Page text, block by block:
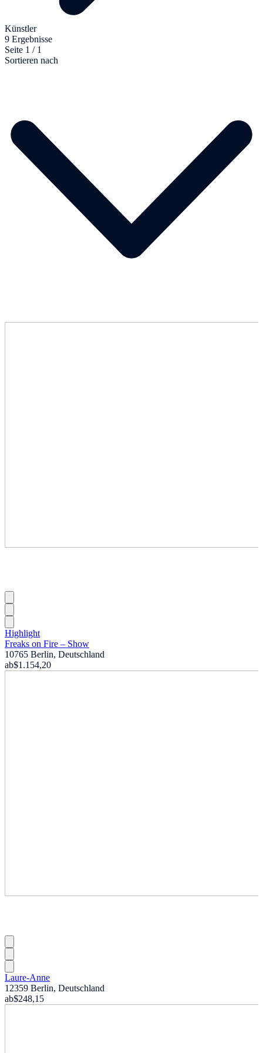
Künstler
9 Ergebnisse
Seite 1 / 1
Sortieren nach
Highlight
Freaks on Fire – Show
10765 Berlin, Deutschland
ab$1.154,20
Laure-Anne
12359 Berlin, Deutschland
ab$248,15